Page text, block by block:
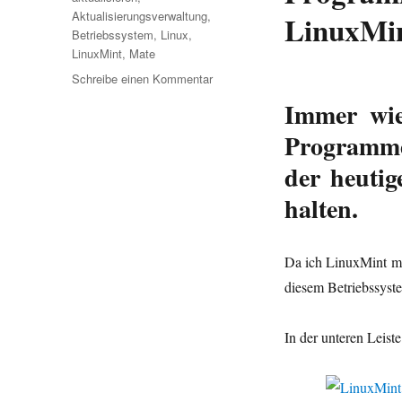
Immer
der
halten.
Da ich LinuxMint
diesem
In der unteren
Aktualisierungsverwaltung,
Betriebssystem, Linux,
LinuxMint, Mate
Schreibe einen Kommentarzu